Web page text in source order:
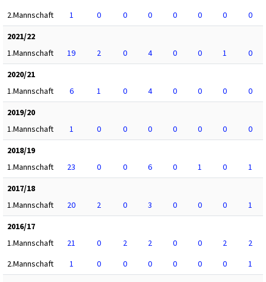
2.Mannschaft
1 0 0 0 0 0 0
0
2021/22
1.Mannschaft
19 2 0 4 0 0 1
0
2020/21
1.Mannschaft
6 1 0 4 0 0 0
0
2019/20
1.Mannschaft
1 0 0 0 0 0 0
0
2018/19
1.Mannschaft
23 0 0 6 0 1 0
1
2017/18
1.Mannschaft
20 2 0 3 0 0 0
1
2016/17
1.Mannschaft
21 0 2 2 0 0 2
2
2.Mannschaft
1 0 0 0 0 0 0
1